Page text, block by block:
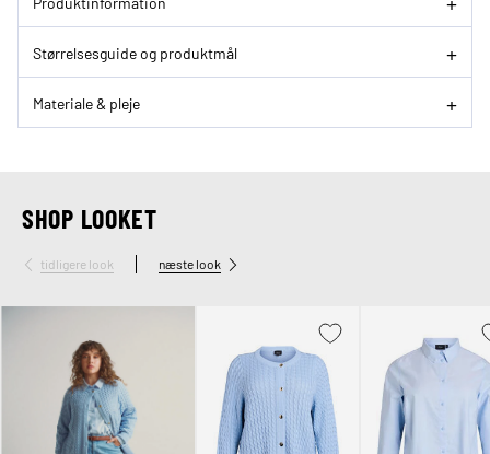
Størrelsesguide og produktmål
Materiale & pleje
SHOP LOOKET
tidligere look næste look